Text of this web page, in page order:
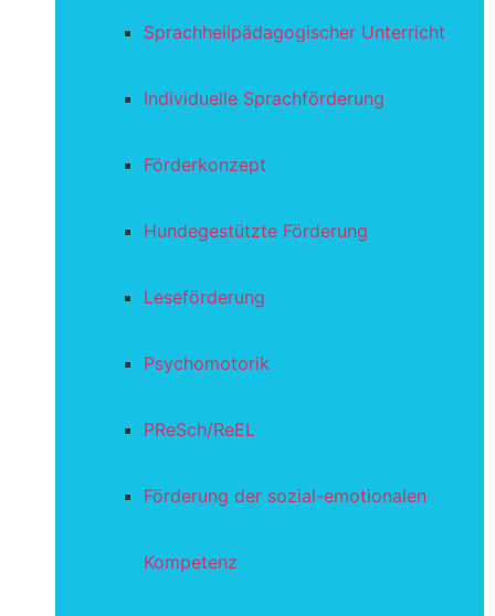
Sprachheilpädagogischer Unterricht
Individuelle Sprachförderung
Förderkonzept
Hundegestützte Förderung
Leseförderung
Psychomotorik
PReSch/ReEL
Förderung der sozial-emotionalen
Kompetenz